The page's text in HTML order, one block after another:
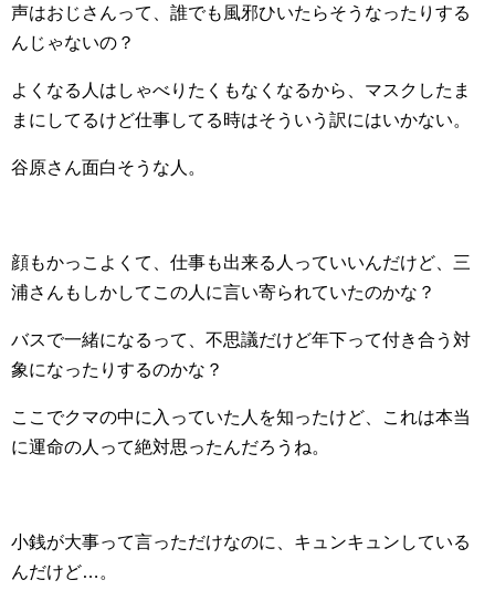
声はおじさんって、誰でも風邪ひいたらそうなったりする
んじゃないの？
よくなる人はしゃべりたくもなくなるから、マスクしたま
まにしてるけど仕事してる時はそういう訳にはいかない。
谷原さん面白そうな人。
顔もかっこよくて、仕事も出来る人っていいんだけど、三
浦さんもしかしてこの人に言い寄られていたのかな？
バスで一緒になるって、不思議だけど年下って付き合う対
象になったりするのかな？
ここでクマの中に入っていた人を知ったけど、これは本当
に運命の人って絶対思ったんだろうね。
小銭が大事って言っただけなのに、キュンキュンしている
んだけど…。